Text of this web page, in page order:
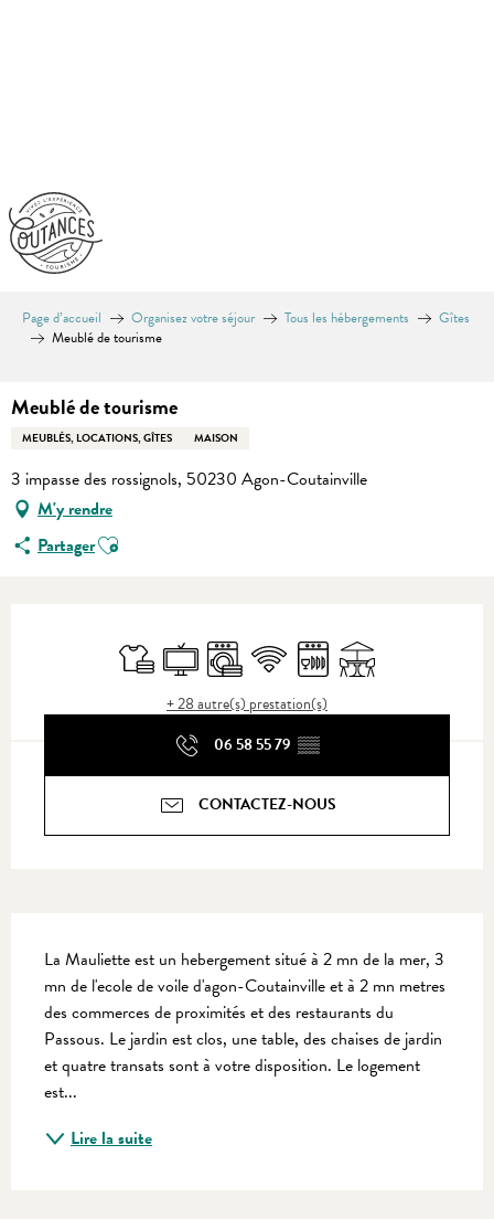
Page d’accueil Organisez votre séjour Tous les hébergements
Gîtes
Meublé de tourisme
Meublé de tourisme
MEUBLÉS, LOCATIONS, GÎTES MAISON
3 impasse des rossignols, 50230 Agon-Coutainville
M'y rendre
PartagerAjouter aux favoris
Draps et linge
TélévisionLave linge
WiFi Lave vaisselle
Terrasse
+ 28 autre(s) prestation(s)
06 58 55 79 ▒▒
CONTACTEZ-NOUS
La Mauliette est un hebergement situé à 2 mn de la mer, 3
mn de l'ecole de voile d'agon-Coutainville et à 2 mn metres
des commerces de proximités et des restaurants du
Passous. Le jardin est clos, une table, des chaises de jardin
et quatre transats sont à votre disposition. Le logement
est...
Lire la suite